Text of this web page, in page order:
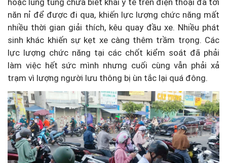
hoặc lúng túng chưa biết khai y tế trên điện thoại đã tới
năn nỉ để được đi qua, khiến lực lượng chức năng mất
nhiều thời gian giải thích, kêu quay đầu xe. Nhiều phát
sinh khác khiến sự kẹt xe càng thêm trầm trọng. Các
lực lượng chức năng tại các chốt kiểm soát đã phải
làm việc hết sức mình nhưng cuối cùng vẫn phải xả
trạm vì lượng người lưu thông bị ùn tắc lại quá đông.